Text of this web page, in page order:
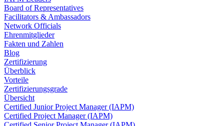
Board of Representatives
Facilitators & Ambassadors
Network Officials
Ehrenmitglieder
Fakten und Zahlen
Blog
Zertifizierung
Überblick
Vorteile
Zertifizierungsgrade
Übersicht
Certified Junior Project Manager (IAPM)
Certified Project Manager (IAPM)